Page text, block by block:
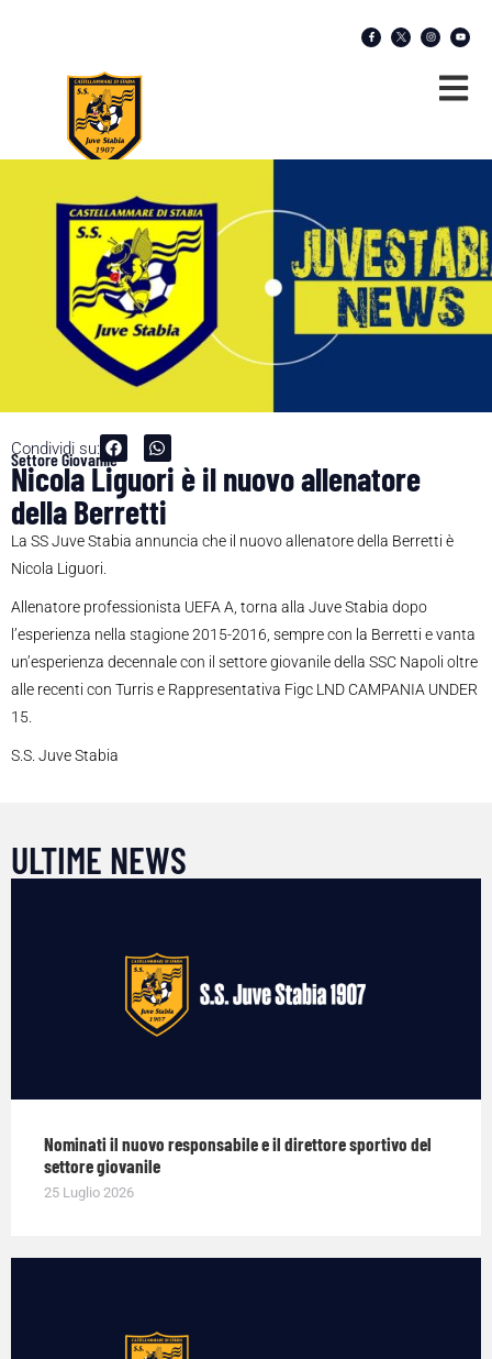
Condividi su:
Settore Giovanile
Nicola Liguori è il nuovo allenatore
della Berretti
La SS Juve Stabia annuncia che il nuovo allenatore della Berretti è
Nicola Liguori.
Allenatore professionista UEFA A, torna alla Juve Stabia dopo
l’esperienza nella stagione 2015-2016, sempre con la Berretti e vanta
un’esperienza decennale con il settore giovanile della SSC Napoli oltre
alle recenti con Turris e Rappresentativa Figc LND CAMPANIA UNDER
15.
S.S. Juve Stabia
ULTIME NEWS
Nominati il nuovo responsabile e il direttore sportivo del
settore giovanile
25 Luglio 2026